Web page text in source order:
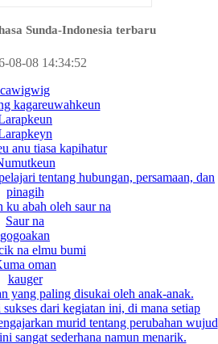
Sunda-Indonesia terbaru
08-08 14:34:52
cawigwig
kagareuwahkeun
anu tiasa kapihatur
tentang hubungan, persamaan, dan
pinagih
ku abah oleh saur na
Saur na
gogoakan
na elmu bumi
oman
kauger
yang paling disukai oleh anak-anak.
dari kegiatan ini, di mana setiap
murid tentang perubahan wujud
sangat sederhana namun menarik.